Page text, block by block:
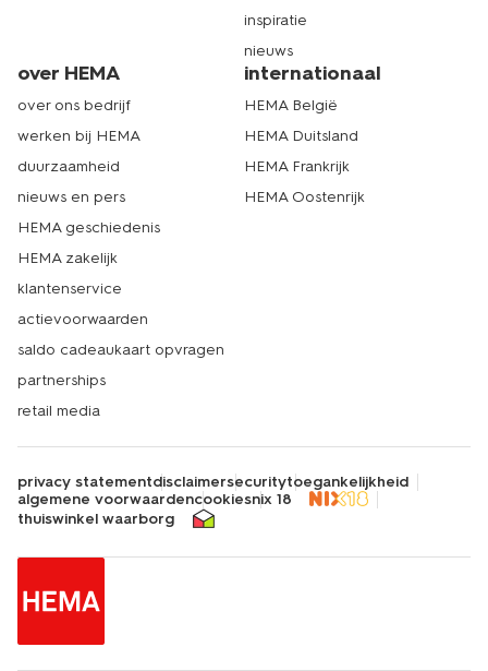
inspiratie
nieuws
over HEMA
over ons bedrijf
werken bij HEMA
duurzaamheid
nieuws en pers
HEMA geschiedenis
HEMA zakelijk
klantenservice
actievoorwaarden
saldo cadeaukaart opvragen
partnerships
retail media
internationaal
HEMA België
HEMA Duitsland
HEMA Frankrijk
HEMA Oostenrijk
privacy statementdisclaimersecuritytoegankelijkheid
algemene voorwaardencookiesnix 18
thuiswinkel waarborg